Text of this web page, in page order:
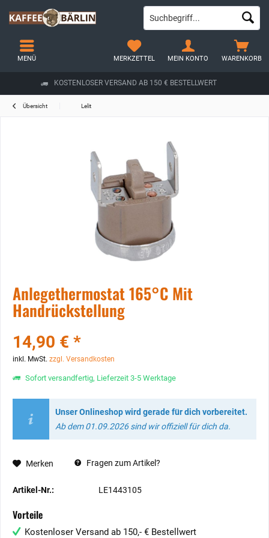
KOSTENLOSER VERSAND AB 150 € BESTELLWERT
WARENKORB
MERKZETTEL MEIN KONTO
MENÜ
Übersicht Lelit
Anlegethermostat 165°C Mit
Handrückstellung
14,90 € *
inkl. MwSt. zzgl. Versandkosten
Sofort versandfertig, Lieferzeit 3-5 Werktage
Unser Onlineshop wird gerade für dich vorbereitet.
Ab dem 01.09.2026 sind wir offiziell für dich da.
Merken Fragen zum Artikel?
Artikel-Nr.: LE1443105
Vorteile
Kostenloser Versand ab 150,- € Bestellwert